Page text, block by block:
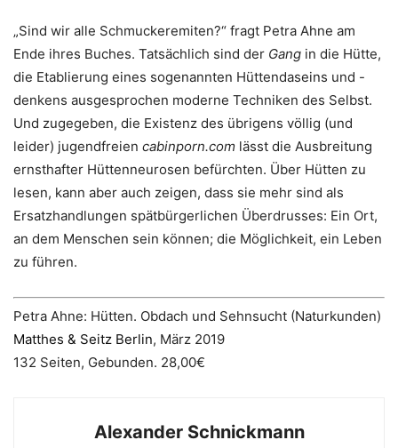
„Sind wir alle Schmuckeremiten?“ fragt Petra Ahne am
Ende ihres Buches. Tatsächlich sind der Gang in die Hütte,
die Etablierung eines sogenannten Hüttendaseins und -
denkens ausgesprochen moderne Techniken des Selbst.
Und zugegeben, die Existenz des übrigens völlig (und
leider) jugendfreien cabinporn.com lässt die Ausbreitung
ernsthafter Hüttenneurosen befürchten. Über Hütten zu
lesen, kann aber auch zeigen, dass sie mehr sind als
Ersatzhandlungen spätbürgerlichen Überdrusses: Ein Ort,
an dem Menschen sein können; die Möglichkeit, ein Leben
zu führen.
Petra Ahne: Hütten. Obdach und Sehnsucht (Naturkunden)
Matthes & Seitz Berlin, März 2019
132 Seiten, Gebunden. 28,00€
Alexander Schnickmann